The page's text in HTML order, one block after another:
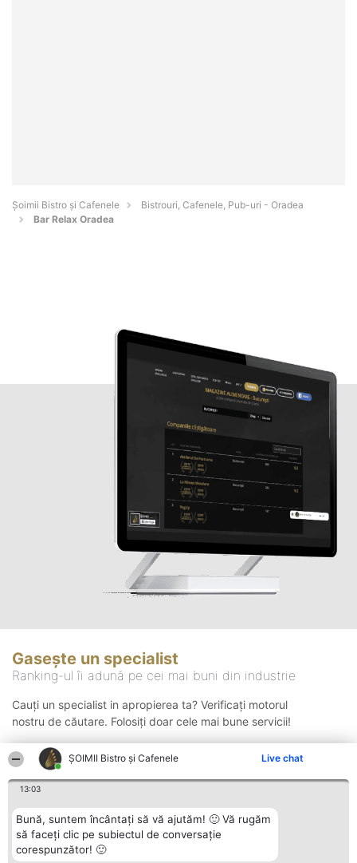
ȘOIMII Bistro și Cafenele Live chat
13:03
Bună, suntem încântați să vă ajutăm! 🙂 Vă rugăm
să faceți clic pe subiectul de conversație
corespunzător! 🙂
Șoimii Bistro și Cafenele
Bistrouri, Cafenele, Pub-uri - Oradea
Bar Relax Oradea
Gasește un specialist
Ranking-ul îi adună pe cei mai buni din industrie
Cauți un specialist in apropierea ta? Verificați motorul
nostru de căutare. Folosiți doar cele mai bune servicii!